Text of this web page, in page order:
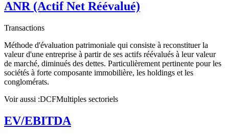
ANR (Actif Net Réévalué)
Transactions
Méthode d'évaluation patrimoniale qui consiste à reconstituer la
valeur d'une entreprise à partir de ses actifs réévalués à leur valeur
de marché, diminués des dettes. Particulièrement pertinente pour les
sociétés à forte composante immobilière, les holdings et les
conglomérats.
Voir aussi :DCFMultiples sectoriels
EV/EBITDA